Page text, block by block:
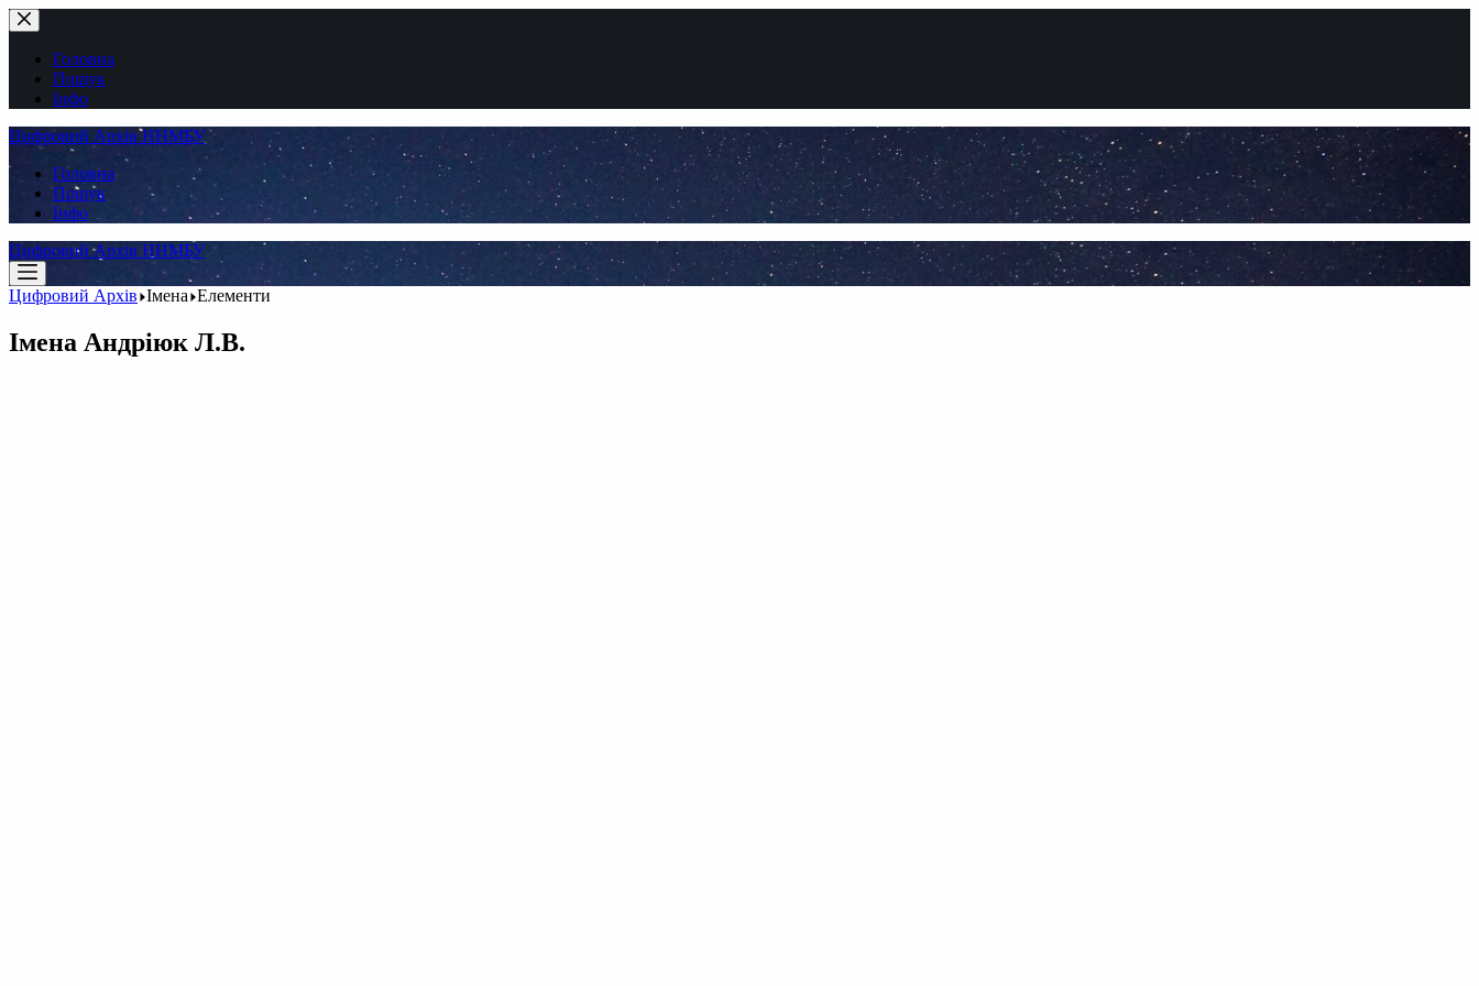
Перейти
до
вмістуГоловна
Пошук
Інфо
Цифровий Архів ННМБУ
Головна
Пошук
Інфо
Цифровий Архів ННМБУ
Цифровий Архів Імена Елементи
Імена Андріюк Л.В.